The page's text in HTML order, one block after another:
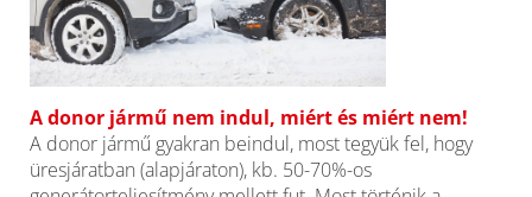
A donor jármű nem indul, miért és miért nem!
A donor jármű gyakran beindul, most tegyük fel, hogy
üresjáratban (alapjáraton), kb. 50-70%-os